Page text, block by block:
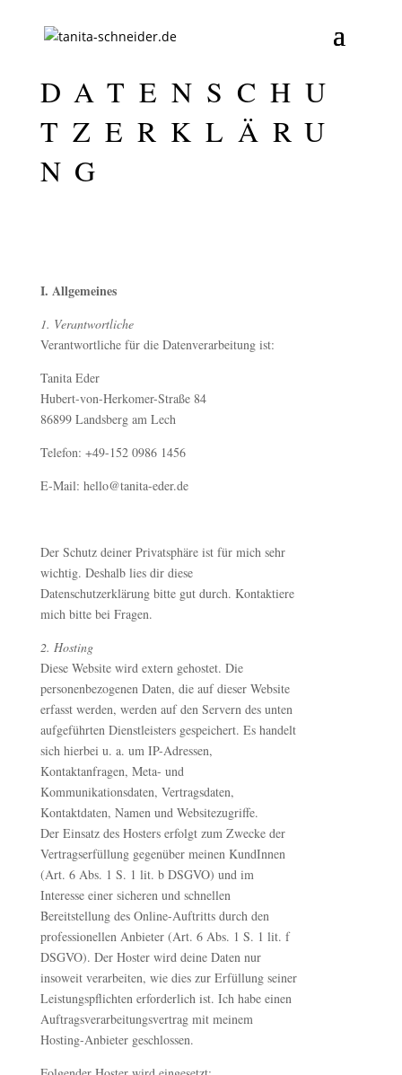
DATENSCHU
TZERKLÄRU
NG
I. Allgemeines
1. Verantwortliche
Verantwortliche für die Datenverarbeitung ist:
Tanita Eder
Hubert-von-Herkomer-Straße 84
86899 Landsberg am Lech
Telefon: +49-152 0986 1456
E-Mail: hello@tanita-eder.de
Der Schutz deiner Privatsphäre ist für mich sehr
wichtig. Deshalb lies dir diese
Datenschutzerklärung bitte gut durch. Kontaktiere
mich bitte bei Fragen.
2. Hosting
Diese Website wird extern gehostet. Die
personenbezogenen Daten, die auf dieser Website
erfasst werden, werden auf den Servern des unten
aufgeführten Dienstleisters gespeichert. Es handelt
sich hierbei u. a. um IP-Adressen,
Kontaktanfragen, Meta- und
Kommunikationsdaten, Vertragsdaten,
Kontaktdaten, Namen und Websitezugriffe.
Der Einsatz des Hosters erfolgt zum Zwecke der
Vertragserfüllung gegenüber meinen KundInnen
(Art. 6 Abs. 1 S. 1 lit. b DSGVO) und im
Interesse einer sicheren und schnellen
Bereitstellung des Online-Auftritts durch den
professionellen Anbieter (Art. 6 Abs. 1 S. 1 lit. f
DSGVO). Der Hoster wird deine Daten nur
insoweit verarbeiten, wie dies zur Erfüllung seiner
Leistungspflichten erforderlich ist. Ich habe einen
Auftragsverarbeitungsvertrag mit meinem
Hosting-Anbieter geschlossen.